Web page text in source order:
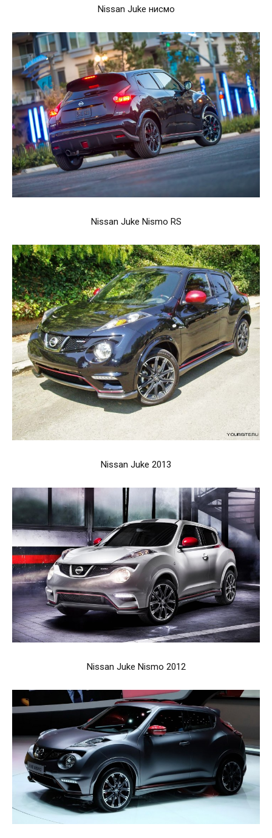
Nissan Juke нисмо
Nissan Juke Nismo RS
Nissan Juke 2013
Nissan Juke Nismo 2012